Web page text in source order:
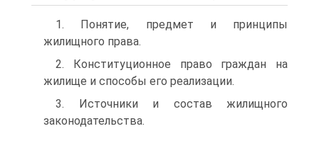
1. Понятие, предмет и принципы
жилищного права.
2. Конституционное право граждан на
жилище и способы его реализации.
3. Источники и состав жилищного
законодательства.